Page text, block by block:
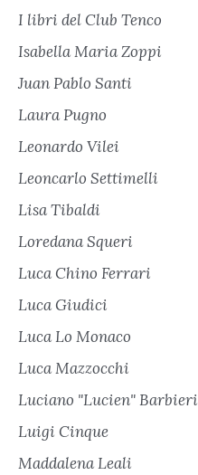
I libri del Club Tenco
Isabella Maria Zoppi
Juan Pablo Santi
Laura Pugno
Leonardo Vilei
Leoncarlo Settimelli
Lisa Tibaldi
Loredana Squeri
Luca Chino Ferrari
Luca Giudici
Luca Lo Monaco
Luca Mazzocchi
Luciano "Lucien" Barbieri
Luigi Cinque
Maddalena Leali